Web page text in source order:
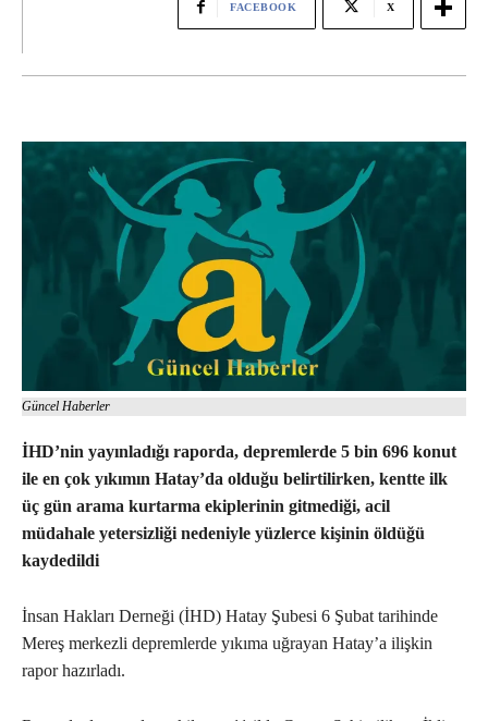
FACEBOOK X
Güncel Haberler
İHD’nin yayınladığı raporda, depremlerde 5 bin 696 konut
ile en çok yıkımın Hatay’da olduğu belirtilirken, kentte ilk
üç gün arama kurtarma ekiplerinin gitmediği, acil
müdahale yetersizliği nedeniyle yüzlerce kişinin öldüğü
kaydedildi
İnsan Hakları Derneği (İHD) Hatay Şubesi 6 Şubat tarihinde
Mereş merkezli depremlerde yıkıma uğrayan Hatay’a ilişkin
rapor hazırladı.